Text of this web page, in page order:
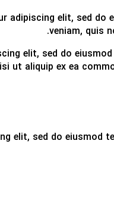
adipiscing elit, sed do
veniam, quis
elit, sed do
ut aliquip ex ea
elit, sed do eiusmod